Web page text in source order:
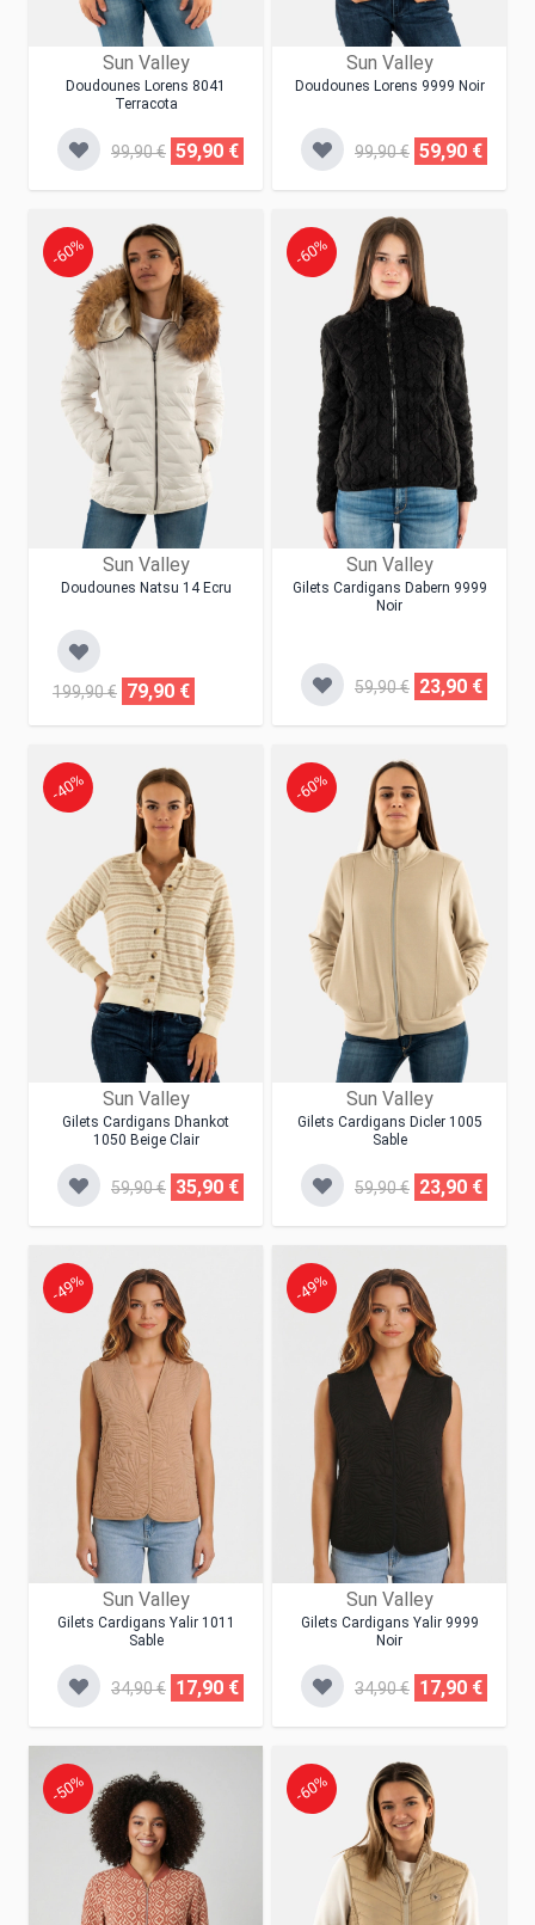
Sun Valley
Doudounes Lorens 8041
Terracota
99,90 € 59,90 €
Sun Valley
Doudounes Lorens 9999 Noir
99,90 € 59,90 €
Sun Valley
Doudounes Natsu 14 Ecru
-60%
199,90 € 79,90 €
Sun Valley
Gilets Cardigans Dabern 9999
Noir
-60%
59,90 € 23,90 €
Sun Valley
Gilets Cardigans Dhankot
1050 Beige Clair
-40%
59,90 € 35,90 €
Sun Valley
Gilets Cardigans Dicler 1005
Sable
-60%
59,90 € 23,90 €
Sun Valley
Gilets Cardigans Yalir 1011
Sable
-49%
34,90 € 17,90 €
Sun Valley
Gilets Cardigans Yalir 9999
Noir
-49%
34,90 € 17,90 €
-50% -60%